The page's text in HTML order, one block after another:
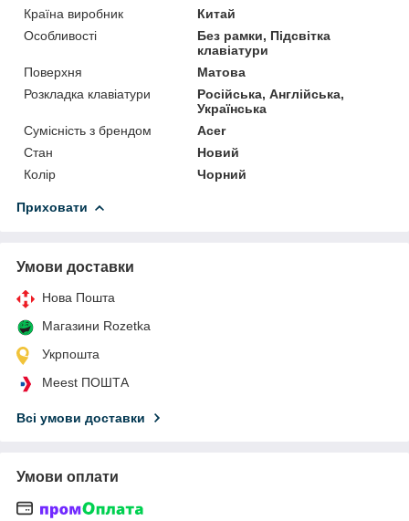
Країна виробник
Китай
Особливості
Без рамки, Підсвітка
клавіатури
Поверхня
Матова
Розкладка клавіатури
Російська, Англійська,
Українська
Сумісність з брендом
Acer
Стан
Новий
Колір
Чорний
Приховати
Умови доставки
Нова Пошта
Магазини Rozetka
Укрпошта
Meest ПОШТА
Всі умови доставки
Умови оплати